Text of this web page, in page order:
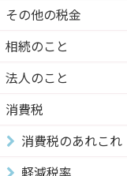
その他の税金
相続のこと
法人のこと
消費税
消費税のあれこれ
軽減税率